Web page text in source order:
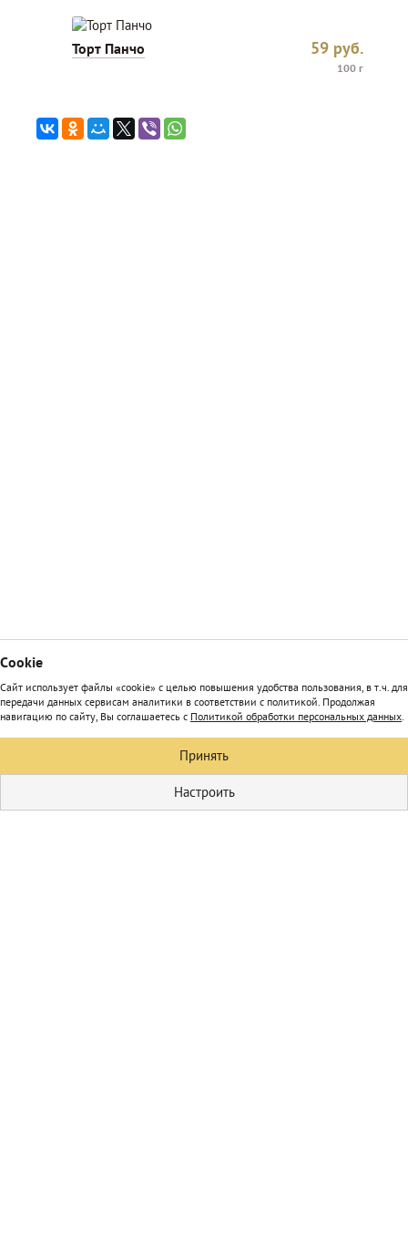
Торт Панчо 59 руб.
100 г
Сookie
Сайт использует файлы «cookie» с целью повышения удобства пользования, в т.ч. для
передачи данных сервисам аналитики в соответствии с политикой. Продолжая
навигацию по сайту, Вы соглашаетесь с Политикой обработки персональных данных.
Принять
Настроить